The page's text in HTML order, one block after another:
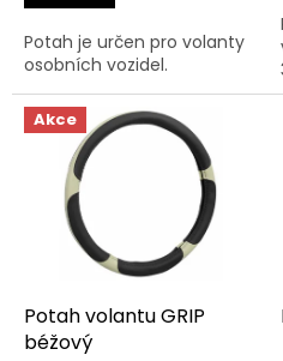
Potah je určen pro volanty
osobních vozidel.
Akce
Potah volantu GRIP
béžový